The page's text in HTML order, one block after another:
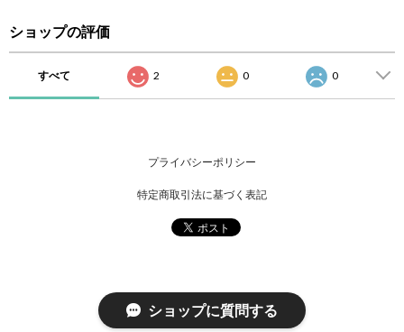
ショップの評価
すべて 2 0 0
プライバシーポリシー
特定商取引法に基づく表記
ショップに質問する